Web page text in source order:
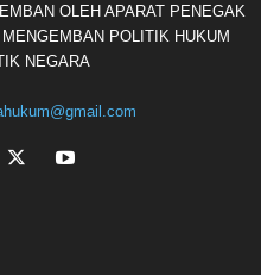
OLEH APARAT PENEGAK
POLITIK HUKUM
NEGARA